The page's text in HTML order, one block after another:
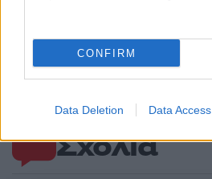
CONFIRM
Data Deletion Data Access
Σχόλια
δημοσίευσε φωτογραφίες
με νάρθηκα στο δεξί χέρι
της